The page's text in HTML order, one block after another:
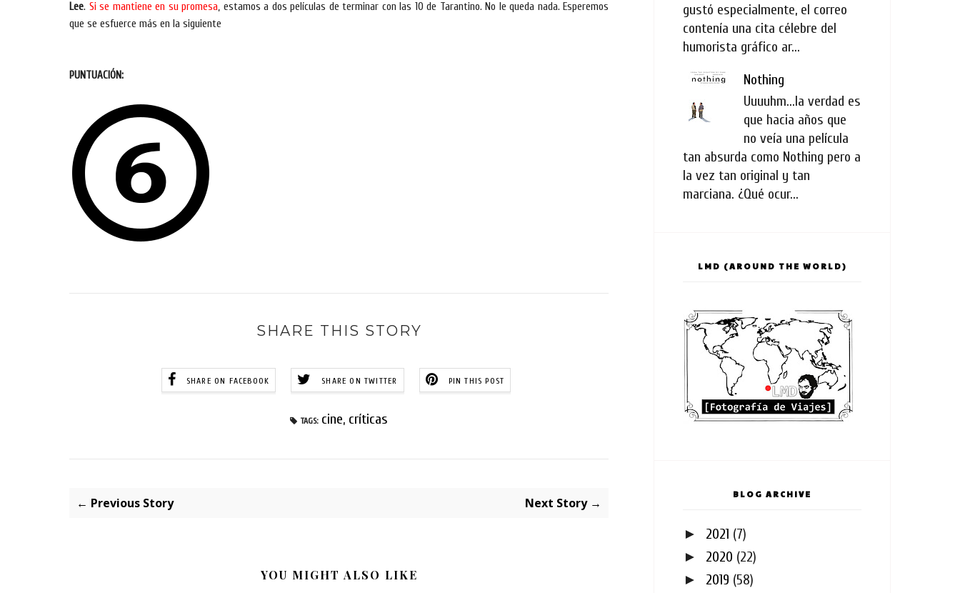
Lee. Si se mantiene en su promesa, estamos a dos películas de terminar con las 10 de Tarantino. No le queda nada. Esperemos
que se esfuerce más en la siguiente
PUNTUACIÓN:
SHARE THIS STORY
SHARE ON FACEBOOK SHARE ON TWITTER PIN THIS POST
TAGS: cine, críticas
← Previous Story Next Story →
YOU MIGHT ALSO LIKE
gustó especialmente, el correo
contenía una cita célebre del
humorista gráfico ar...
Nothing
Uuuuhm...la verdad es
que hacia años que
no veía una película
tan absurda como Nothing pero a
la vez tan original y tan
marciana. ¿Qué ocur...
LMD (AROUND THE WORLD)
BLOG ARCHIVE
► 2021 (7)
► 2020 (22)
► 2019 (58)